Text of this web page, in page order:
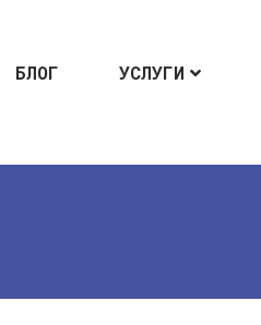
БЛОГ УСЛУГИ